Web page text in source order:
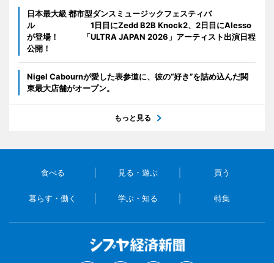
日本最大級 都市型ダンスミュージックフェスティバ
ル 1日目にZedd B2B Knock2、2日目にAlesso
が登場！ 「ULTRA JAPAN 2026」アーティスト出演日程
公開！
Nigel Cabournが愛した表参道に、彼の“好き”を詰め込んだ関
東最大店舗がオープン。
もっと見る
食べる 見る・遊ぶ 買う
暮らす・働く 学ぶ・知る 特集